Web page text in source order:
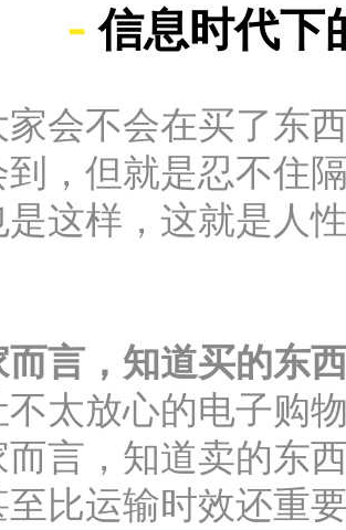
-信息时代下
会不会在买了东
，但就是忍不住
是这样，这就是人
言，知道买的东
不太放心的电子购
而言，知道卖的东
比运输时效还重